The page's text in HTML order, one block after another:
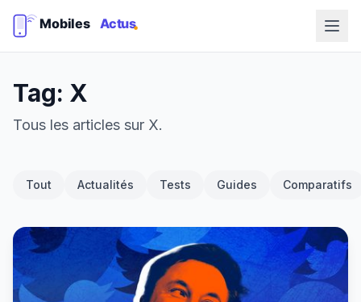
Tag: X
Tous les articles sur X.
Tout Actualités Tests Guides Comparatifs